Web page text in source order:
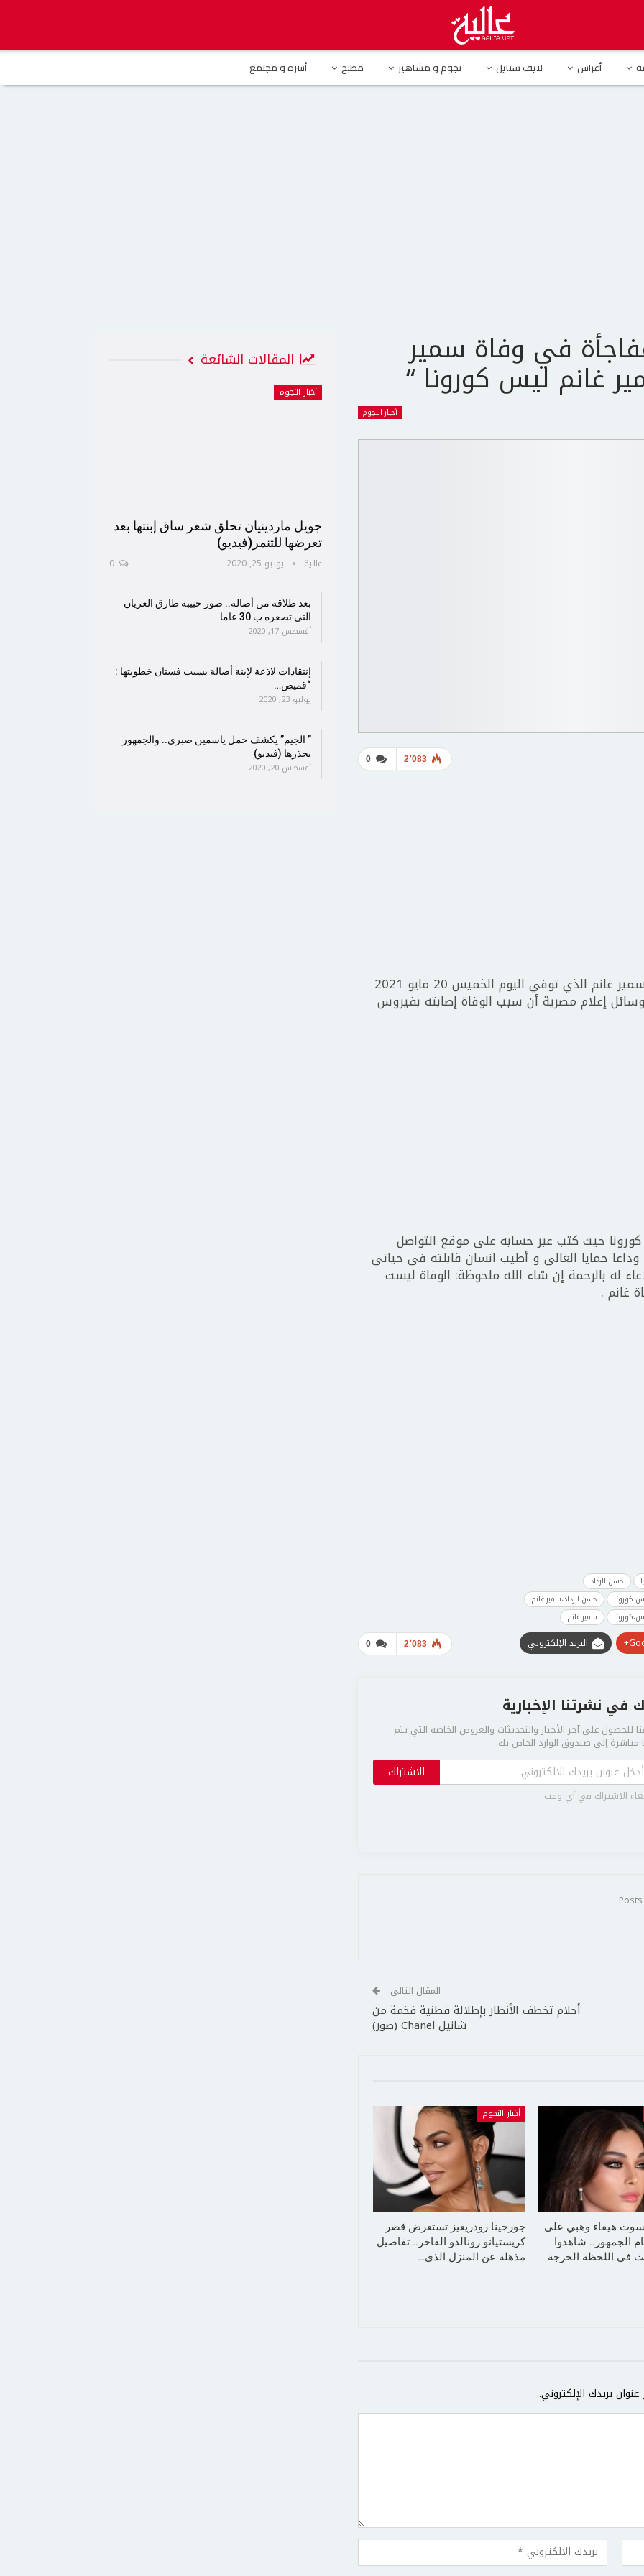
أعراس لايف ستايل نجوم و مشاهير مطبخ أسرة و مجتمع
مفاجأة في وفاة سمير غانم : “سبب وفاة سمير غانم ليس كورونا “
في وفاة سمير
غانم ليس كورونا “
أخبار النجوم
0 2٬083
نعى الفنان حسن الرداد حماه الفنان القدير سمير غانم الذي توفي اليوم الخميس 20 مايو 2021
وسائل إعلام مصرية أن سبب الوفاة إصابته بفيروس
حيث كتب عبر حسابه على موقع التواصل
وداعا حمايا الغالى و أطيب انسان قابلته فى حياتى
له بالرحمة إن شاء الله ملحوظة: الوفاة ليست
غانم .
حسن الرداد
كورونا
حسن الرداد،سمير غانم
سمير غانم
0 2٬083 البريد الإلكتروني
في نشرتنا الإخبارية
للحصول على آخر الأخبار والتحديثات والعروض الخاصة التي يتم
إلى صندوق الوارد الخاص بك.
الاشتراك
الاشتراك في أي وقت
المقال التالي
أحلام تخطف الأنظار بإطلالة قطنية فخمة من
شانيل Chanel (صور)
هيفاء وهبي على
الجمهور.. شاهدوا
في اللحظة الحرجة
أخبار النجوم
جورجينا رودريغيز تستعرض قصر
كريستيانو رونالدو الفاخر.. تفاصيل
مذهلة عن المنزل الذي…
بريدك الإلكتروني.
المقالات الشائعة
أخبار النجوم
جويل ماردينيان تحلق شعر ساق إبنتها بعد
تعرضها للتنمر(فيديو)
عالية يونيو 25, 2020
بعد طلاقه من أصالة.. صور حبيبة طارق العريان
التي تصغره ب 30 عاما
أغسطس 17, 2020
إنتقادات لاذعة لإبنة أصالة بسبب فستان خطوبتها :
“قميص…
يوليو 23, 2020
” الجيم” يكشف حمل ياسمين صبري.. والجمهور
يحذرها (فيديو)
أغسطس 20, 2020